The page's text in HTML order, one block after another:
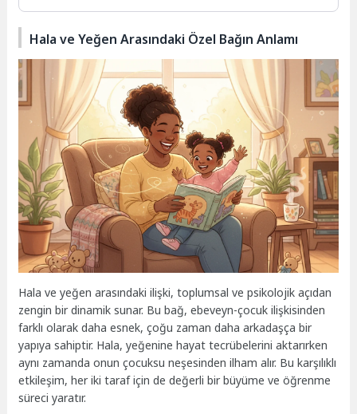
Hala ve Yeğen Arasındaki Özel Bağın Anlamı
Hala ve yeğen arasındaki ilişki, toplumsal ve psikolojik açıdan
zengin bir dinamik sunar. Bu bağ, ebeveyn-çocuk ilişkisinden
farklı olarak daha esnek, çoğu zaman daha arkadaşça bir
yapıya sahiptir. Hala, yeğenine hayat tecrübelerini aktarırken
aynı zamanda onun çocuksu neşesinden ilham alır. Bu karşılıklı
etkileşim, her iki taraf için de değerli bir büyüme ve öğrenme
süreci yaratır.